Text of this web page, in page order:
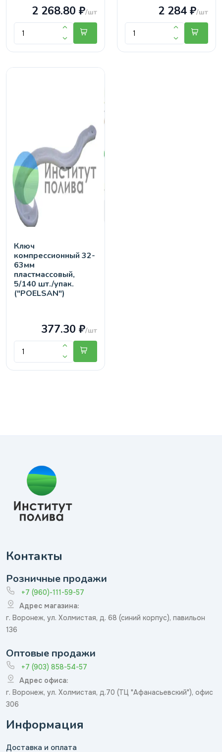
2 268.80 ₽/шт 2 284 ₽/шт
Ключ
компрессионный 32-
63мм
пластмассовый,
5/140 шт./упак.
("POELSAN")
377.30 ₽/шт
Контакты
Розничные продажи
+7 (960)-111-59-57
Адрес магазина:
г. Воронеж, ул. Холмистая, д. 68 (синий корпус), павильон
136
Оптовые продажи
+7 (903) 858-54-57
Адрес офиса:
г. Воронеж, ул. Холмистая, д.70 (ТЦ "Афанасьевский"), офис
306
Информация
Доставка и оплата